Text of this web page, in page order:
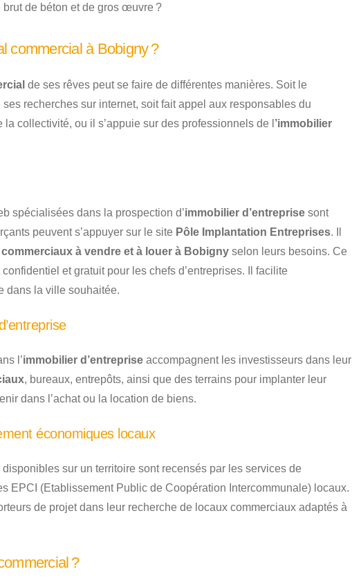
de béton et de gros œuvre ?
commercial à Bobigny ?
de ses rêves peut se faire de différentes manières. Soit le
recherches sur internet, soit fait appel aux responsables du
collectivité, ou il s’appuie sur des professionnels de l ’immobilier
spécialisées dans la prospection d’immobilier d’entreprise sont
peuvent s’appuyer sur le site Pôle Implantation Entreprises. Il
commerciaux à vendre et à louer à Bobigny selon leurs besoins. Ce
et gratuit pour les chefs d’entreprises. Il facilite
dans la ville souhaitée.
l’immobilier d’entreprise accompagnent les investisseurs dans leur
, bureaux, entrepôts, ainsi que des terrains pour implanter leur
dans l’achat ou la location de biens.
économiques locaux
disponibles sur un territoire sont recensés par les services de
EPCI (Etablissement Public de Coopération Intercommunale) locaux.
de projet dans leur recherche de locaux commerciaux adaptés à
?